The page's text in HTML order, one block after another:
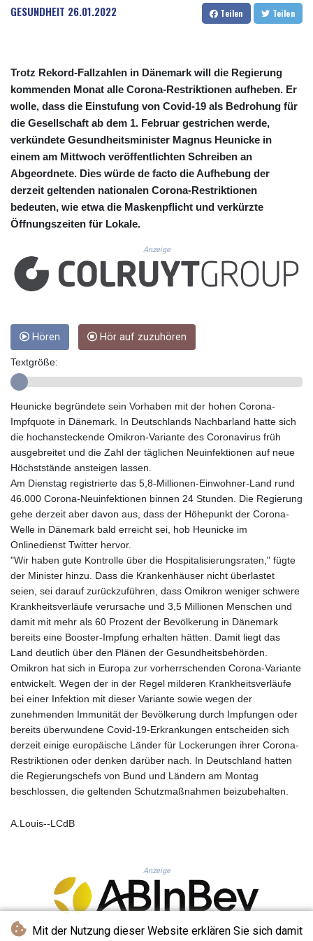
Mit der Nutzung dieser Website erklären Sie sich damit
CUC 1.152379
CUP 30.538041
DKK 7.475499
DOP 67.275332
DZD 153.346558
EGP 57.370946
ERN 17.285684
ETB 186.347968
FJD 2.551309
FKP 0.856496
GBP 0.85733
GHS 13.570757
GIP 0.856496
GMD 85.276242
GYD 241.539903
HKD 9.040442
HTG 150.95029
HUF 366.519917
IDR 20604.535143
ILS 3.465739
IMP 0.856496
IQD 1512.462949
IRR
1584348.162378
ISK 142.411184
JMD 183.008911
JOD 0.81702
JPY 182.503455
KES 149.119782
KGS 100.775889
KHR 4683.930475
KMF 492.065825
KRW 1633.531568
KWD 0.356065
KYD 0.962162
KZT 541.02372
LAK 26086.822873
LBP
103388.630514
LKR 387.81603
LRD 208.397567
MAD 10.772009
MDL 20.088564
MGA 4963.869122
MKD 61.548176
MMK 2419.480296
GESUNDHEIT 26.01.2022 Teilen Teilen
Trotz Rekord-Fallzahlen in Dänemark will die Regierung
kommenden Monat alle Corona-Restriktionen aufheben. Er
wolle, dass die Einstufung von Covid-19 als Bedrohung für
die Gesellschaft ab dem 1. Februar gestrichen werde,
verkündete Gesundheitsminister Magnus Heunicke in
einem am Mittwoch veröffentlichten Schreiben an
Abgeordnete. Dies würde de facto die Aufhebung der
derzeit geltenden nationalen Corona-Restriktionen
bedeuten, wie etwa die Maskenpflicht und verkürzte
Öffnungszeiten für Lokale.
Anzeige
Hören Hör auf zuzuhören
Textgröße:
Heunicke begründete sein Vorhaben mit der hohen Corona-
Impfquote in Dänemark. In Deutschlands Nachbarland hatte sich
die hochansteckende Omikron-Variante des Coronavirus früh
ausgebreitet und die Zahl der täglichen Neuinfektionen auf neue
Höchststände ansteigen lassen.
Am Dienstag registrierte das 5,8-Millionen-Einwohner-Land rund
46.000 Corona-Neuinfektionen binnen 24 Stunden. Die Regierung
gehe derzeit aber davon aus, dass der Höhepunkt der Corona-
Welle in Dänemark bald erreicht sei, hob Heunicke im
Onlinedienst Twitter hervor.
"Wir haben gute Kontrolle über die Hospitalisierungsraten," fügte
der Minister hinzu. Dass die Krankenhäuser nicht überlastet
seien, sei darauf zurückzuführen, dass Omikron weniger schwere
Krankheitsverläufe verursache und 3,5 Millionen Menschen und
damit mit mehr als 60 Prozent der Bevölkerung in Dänemark
bereits eine Booster-Impfung erhalten hätten. Damit liegt das
Land deutlich über den Plänen der Gesundheitsbehörden.
Omikron hat sich in Europa zur vorherrschenden Corona-Variante
entwickelt. Wegen der in der Regel milderen Krankheitsverläufe
bei einer Infektion mit dieser Variante sowie wegen der
zunehmenden Immunität der Bevölkerung durch Impfungen oder
bereits überwundene Covid-19-Erkrankungen entscheiden sich
derzeit einige europäische Länder für Lockerungen ihrer Corona-
Restriktionen oder denken darüber nach. In Deutschland hatten
die Regierungschefs von Bund und Ländern am Montag
beschlossen, die geltenden Schutzmaßnahmen beizubehalten.
A.Louis--LCdB
Anzeige